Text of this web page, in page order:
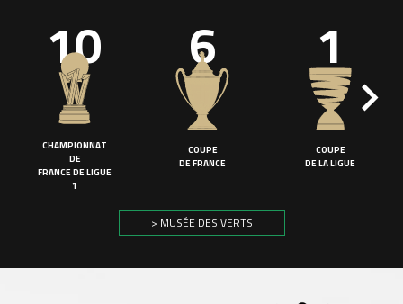
10
CHAMPIONNAT
DE
FRANCE DE LIGUE
1
6
COUPE
DE FRANCE
1
COUPE
DE LA LIGUE
> MUSÉE DES VERTS